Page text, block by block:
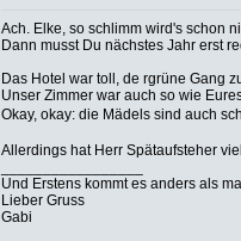
Ach. Elke, so schlimm wird's schon
Dann musst Du nächstes Jahr erst
Das Hotel war toll, de rgrüne Gang
Unser Zimmer war auch so wie
Okay, okay: die Mädels sind auch
Allerdings hat Herr Spätaufsteher
Und Erstens kommt es anders als
Lieber Gruss
Gabi